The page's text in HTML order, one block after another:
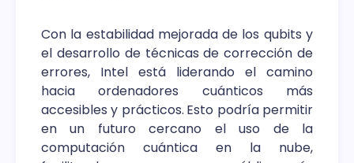
Con la estabilidad mejorada de los qubits y
el desarrollo de técnicas de corrección de
errores, Intel está liderando el camino
hacia ordenadores cuánticos más
accesibles y prácticos. Esto podría permitir
en un futuro cercano el uso de la
computación cuántica en la nube,